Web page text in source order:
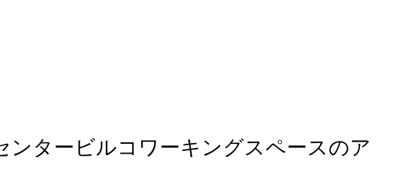
ンタービルコワーキングスペースのア